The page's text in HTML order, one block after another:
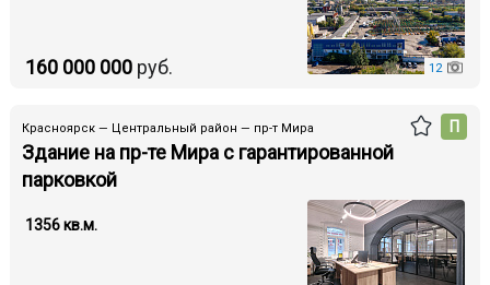
12
160 000 000руб.
Красноярск — Центральный район — пр-т Мира
Здание на пр-те Мира с гарантированной
парковкой
П
1356 кв.м.